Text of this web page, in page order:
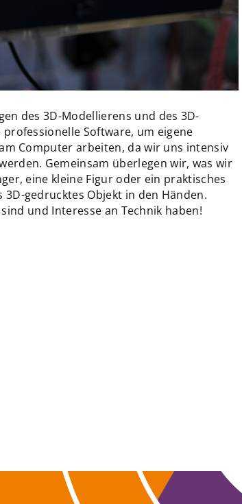
des 3D-Modellierens und des 3D-
Software, um eigene
Computer arbeiten, da wir uns intensiv
Gemeinsam überlegen wir, was wir
eine kleine Figur oder ein praktisches
gedrucktes Objekt in den Händen.
und Interesse an Technik haben!